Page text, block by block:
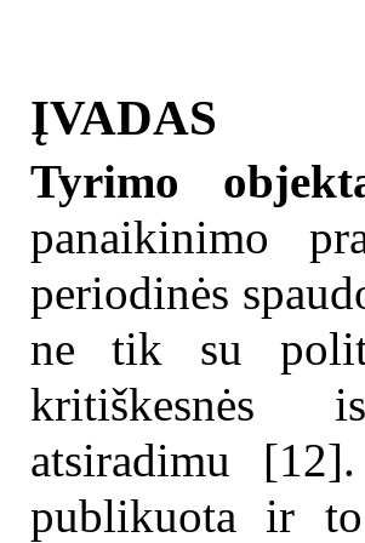
ĮVADAS
Tyrimo
panaikinimo
periodinės
ne tik su
kritiškesnės
atsiradimu
publikuota ir to